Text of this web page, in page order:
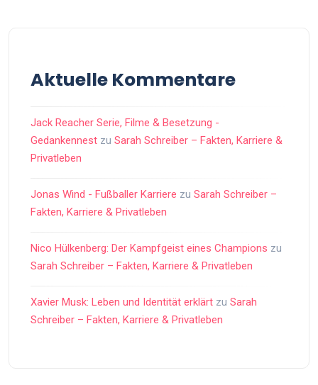
Aktuelle Kommentare
Jack Reacher Serie, Filme & Besetzung -
Gedankennest zu Sarah Schreiber – Fakten, Karriere &
Privatleben
Jonas Wind - Fußballer Karriere zu Sarah Schreiber –
Fakten, Karriere & Privatleben
Nico Hülkenberg: Der Kampfgeist eines Champions zu
Sarah Schreiber – Fakten, Karriere & Privatleben
Xavier Musk: Leben und Identität erklärt zu Sarah
Schreiber – Fakten, Karriere & Privatleben